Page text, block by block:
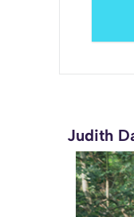
Judith